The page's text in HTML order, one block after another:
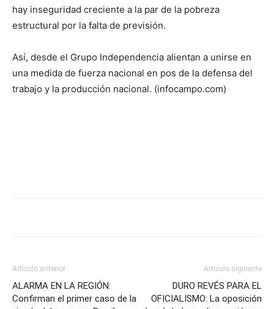
hay inseguridad creciente a la par de la pobreza
estructural por la falta de previsión.
Así, desde el Grupo Independencia alientan a unirse en
una medida de fuerza nacional en pos de la defensa del
trabajo y la producción nacional. (infocampo.com)
Artículo anterior
ALARMA EN LA REGIÓN:
Confirman el primer caso de la
Artículo siguiente
DURO REVÉS PARA EL
OFICIALISMO: La oposición